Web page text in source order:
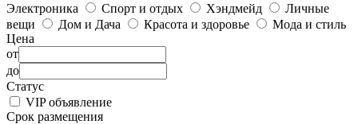
Электроника
Спорт и отдых Хэндмейд
Личные
вещи
Дом и Дача Красота и здоровье
Мода и стиль
Цена
от
до
Статус
VIP объявление
Срок размещения